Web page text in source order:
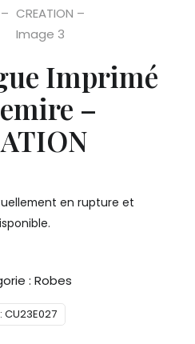
Imprimé
–
en rupture et
CU23E027
: Robes